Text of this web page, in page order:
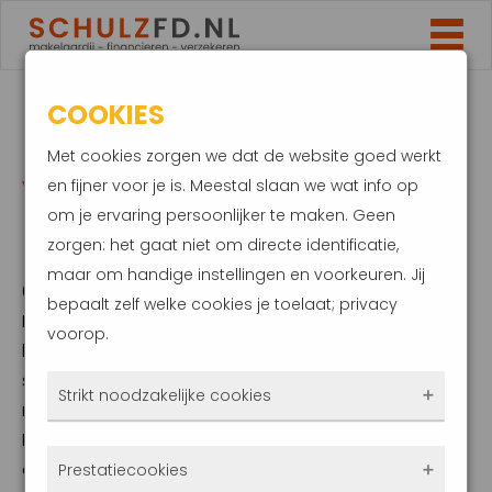
DEZE ZORG IS ALTIJD
VOOR EIGEN
REKENING
6 december 2022
Heb je zorg nodig die onder de
basiszorgverzekering valt? In sommige
situaties is dit deels of helemaal voor eigen
rekening. Zo geldt het eigen risico van € 385.
Pas boven dit bedrag krijg je zorg vergoed
die onder het eigen risico valt. Daarnaast
COOKIES
Met cookies zorgen we dat de website goed werkt
en fijner voor je is. Meestal slaan we wat info op
om je ervaring persoonlijker te maken. Geen
zorgen: het gaat niet om directe identificatie,
maar om handige instellingen en voorkeuren. Jij
bepaalt zelf welke cookies je toelaat; privacy
voorop.
Strikt noodzakelijke cookies
Prestatiecookies